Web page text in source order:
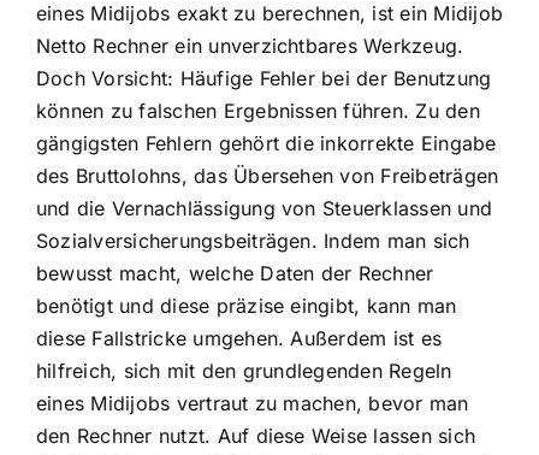
eines Midijobs exakt zu berechnen, ist ein Midijob
Netto Rechner ein unverzichtbares Werkzeug.
Doch Vorsicht: Häufige Fehler bei der Benutzung
können zu falschen Ergebnissen führen. Zu den
gängigsten Fehlern gehört die inkorrekte Eingabe
des Bruttolohns, das Übersehen von Freibeträgen
und die Vernachlässigung von Steuerklassen und
Sozialversicherungsbeiträgen. Indem man sich
bewusst macht, welche Daten der Rechner
benötigt und diese präzise eingibt, kann man
diese Fallstricke umgehen. Außerdem ist es
hilfreich, sich mit den grundlegenden Regeln
eines Midijobs vertraut zu machen, bevor man
den Rechner nutzt. Auf diese Weise lassen sich